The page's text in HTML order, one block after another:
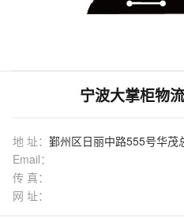
宁波大掌柜物
地 址： 鄞州区日丽中路555号华茂
Email：
传 真：
网 址：